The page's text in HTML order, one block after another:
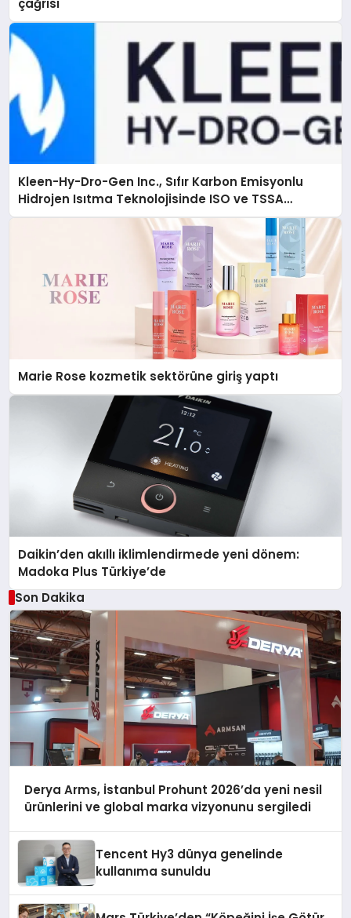
çağrısı
Kleen-Hy-Dro-Gen Inc., Sıfır Karbon Emisyonlu
Hidrojen Isıtma Teknolojisinde ISO ve TSSA
Düzenleyici Onaylarını Aldı
Marie Rose kozmetik sektörüne giriş yaptı
Daikin’den akıllı iklimlendirmede yeni dönem:
Madoka Plus Türkiye’de
Son Dakika
Derya Arms, İstanbul Prohunt 2026’da yeni nesil
ürünlerini ve global marka vizyonunu sergiledi
Tencent Hy3 dünya genelinde
kullanıma sunuldu